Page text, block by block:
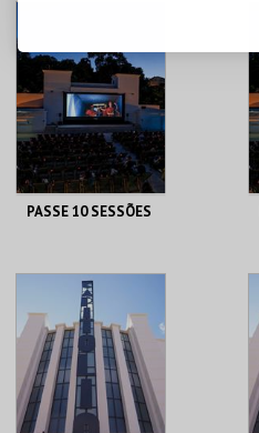
PASSE 10 SESSÕES
AQUISIÇÃO
MAIS INFO
COMPRAR